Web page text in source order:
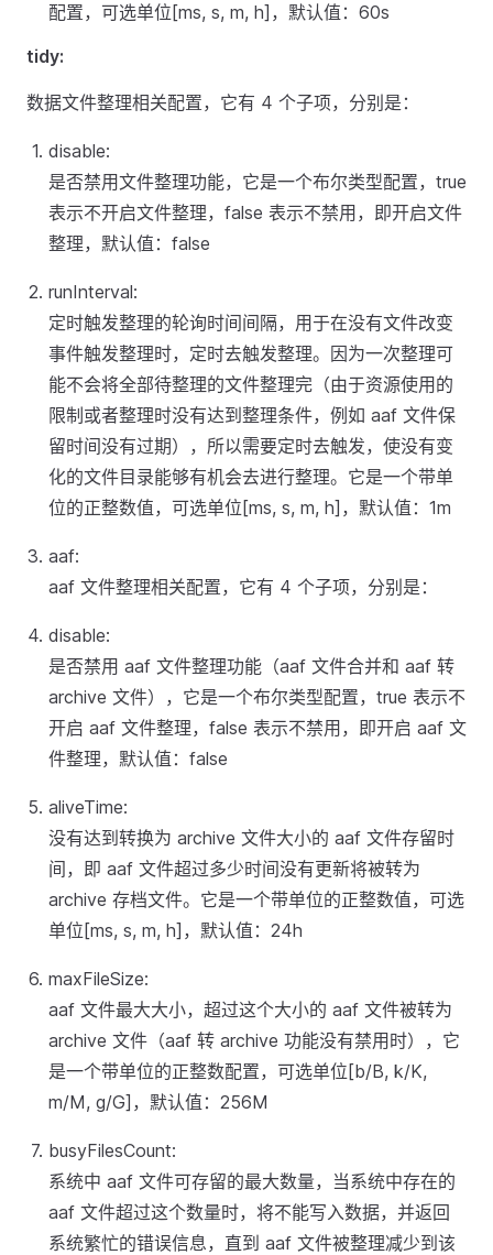
配置，可选单位[ms, s, m, h]，默认值：60s
tidy:
数据文件整理相关配置，它有 4 个子项，分别是：
disable:
是否禁用文件整理功能，它是一个布尔类型配置，true
表示不开启文件整理，false 表示不禁用，即开启文件
整理，默认值：false
runInterval:
定时触发整理的轮询时间间隔，用于在没有文件改变
事件触发整理时，定时去触发整理。因为一次整理可
能不会将全部待整理的文件整理完（由于资源使用的
限制或者整理时没有达到整理条件，例如 aaf 文件保
留时间没有过期），所以需要定时去触发，使没有变
化的文件目录能够有机会去进行整理。它是一个带单
位的正整数值，可选单位[ms, s, m, h]，默认值：1m
aaf:
aaf 文件整理相关配置，它有 4 个子项，分别是：
disable:
是否禁用 aaf 文件整理功能（aaf 文件合并和 aaf 转
archive 文件），它是一个布尔类型配置，true 表示不
开启 aaf 文件整理，false 表示不禁用，即开启 aaf 文
件整理，默认值：false
aliveTime:
没有达到转换为 archive 文件大小的 aaf 文件存留时
间，即 aaf 文件超过多少时间没有更新将被转为
archive 存档文件。它是一个带单位的正整数值，可选
单位[ms, s, m, h]，默认值：24h
maxFileSize:
aaf 文件最大大小，超过这个大小的 aaf 文件被转为
archive 文件（aaf 转 archive 功能没有禁用时），它
是一个带单位的正整数配置，可选单位[b/B, k/K,
m/M, g/G]，默认值：256M
busyFilesCount:
系统中 aaf 文件可存留的最大数量，当系统中存在的
aaf 文件超过这个数量时，将不能写入数据，并返回
系统繁忙的错误信息，直到 aaf 文件被整理减少到该